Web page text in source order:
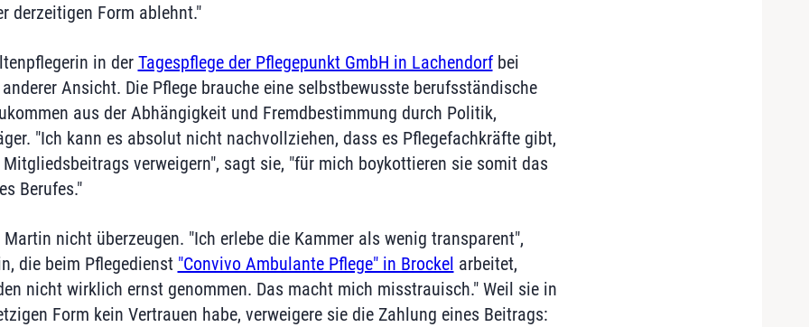
derzeitigen Form ablehnt."
in der Tagespflege der Pflegepunkt GmbH in Lachendorfbei
Ansicht. Die Pflege brauche eine selbstbewusste berufsständische
aus der Abhängigkeit und Fremdbestimmung durch Politik,
"Ich kann es absolut nicht nachvollziehen, dass es Pflegefachkräfte gibt,
verweigern", sagt sie, "für mich boykottieren sie somit das
Berufes."
nicht überzeugen. "Ich erlebe die Kammer als wenig transparent",
die beim Pflegedienst "Convivo Ambulante Pflege" in Brockel arbeitet,
nicht wirklich ernst genommen. Das macht mich misstrauisch." Weil sie in
Form kein Vertrauen habe, verweigere sie die Zahlung eines Beitrags: